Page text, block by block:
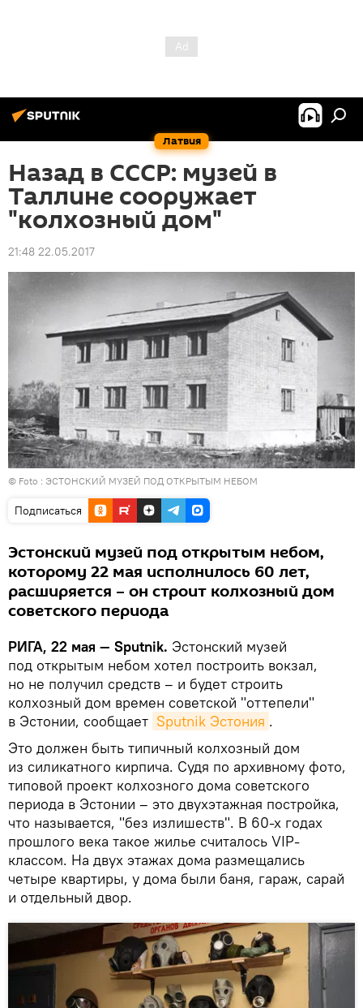
Латвия
Назад в СССР: музей в
Таллине сооружает
"колхозный дом"
21:48 22.05.2017
© Foto : ЭСТОНСКИЙ МУЗЕЙ ПОД ОТКРЫТЫМ НЕБОМ
Подписаться
Эстонский музей под открытым небом,
которому 22 мая исполнилось 60 лет,
расширяется – он строит колхозный дом
советского периода
РИГА, 22 мая — Sputnik. Эстонский музей
под открытым небом хотел построить вокзал,
но не получил средств – и будет строить
колхозный дом времен советской "оттепели"
в Эстонии, сообщает Sputnik Эстония .
Это должен быть типичный колхозный дом
из силикатного кирпича. Судя по архивному фото,
типовой проект колхозного дома советского
периода в Эстонии – это двухэтажная постройка,
что называется, "без излишеств". В 60-х годах
прошлого века такое жилье считалось VIP-
классом. На двух этажах дома размещались
четыре квартиры, у дома были баня, гараж, сарай
и отдельный двор.